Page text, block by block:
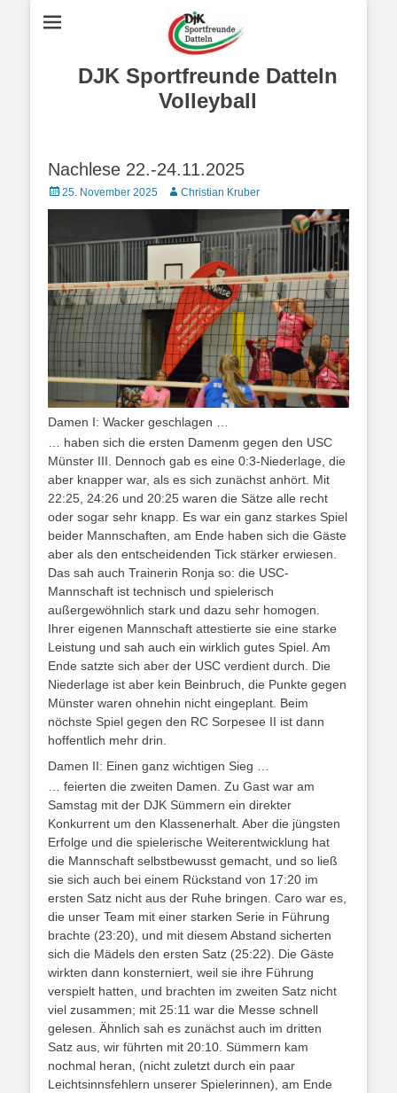
DJK Sportfreunde Datteln
Volleyball
Nachlese 22.-24.11.2025
Posted
on
25. November 2025 AutorChristian Kruber
Damen I: Wacker geschlagen …
… haben sich die ersten Damenm gegen den USC
Münster III. Dennoch gab es eine 0:3-Niederlage, die
aber knapper war, als es sich zunächst anhört. Mit
22:25, 24:26 und 20:25 waren die Sätze alle recht
oder sogar sehr knapp. Es war ein ganz starkes Spiel
beider Mannschaften, am Ende haben sich die Gäste
aber als den entscheidenden Tick stärker erwiesen.
Das sah auch Trainerin Ronja so: die USC-
Mannschaft ist technisch und spielerisch
außergewöhnlich stark und dazu sehr homogen.
Ihrer eigenen Mannschaft attestierte sie eine starke
Leistung und sah auch ein wirklich gutes Spiel. Am
Ende satzte sich aber der USC verdient durch. Die
Niederlage ist aber kein Beinbruch, die Punkte gegen
Münster waren ohnehin nicht eingeplant. Beim
nöchste Spiel gegen den RC Sorpesee II ist dann
hoffentlich mehr drin.
Damen II: Einen ganz wichtigen Sieg …
… feierten die zweiten Damen. Zu Gast war am
Samstag mit der DJK Sümmern ein direkter
Konkurrent um den Klassenerhalt. Aber die jüngsten
Erfolge und die spielerische Weiterentwicklung hat
die Mannschaft selbstbewusst gemacht, und so ließ
sie sich auch bei einem Rückstand von 17:20 im
ersten Satz nicht aus der Ruhe bringen. Caro war es,
die unser Team mit einer starken Serie in Führung
brachte (23:20), und mit diesem Abstand sicherten
sich die Mädels den ersten Satz (25:22). Die Gäste
wirkten dann konsterniert, weil sie ihre Führung
verspielt hatten, und brachten im zweiten Satz nicht
viel zusammen; mit 25:11 war die Messe schnell
gelesen. Ähnlich sah es zunächst auch im dritten
Satz aus, wir führten mit 20:10. Sümmern kam
nochmal heran, (nicht zuletzt durch ein paar
Leichtsinnsfehlern unserer Spielerinnen), am Ende